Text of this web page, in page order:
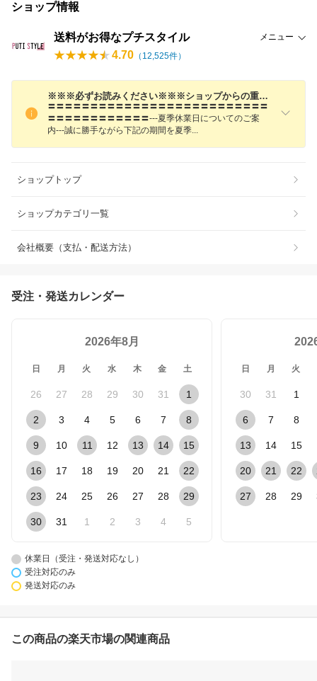
ショップ情報
送料がお得なプチスタイル メニュー
4.70 （ 12,525件）
※※※必ずお読みください※※※ショップからの重要なお知らせ
〓〓〓〓〓〓〓〓〓〓〓〓〓〓〓〓〓〓〓〓〓〓〓〓〓〓
〓〓〓〓〓〓〓〓〓〓〓〓---夏季休業日についてのご案
内---誠に勝手ながら下記の期間を夏季
ショップトップ
ショップカテゴリ一覧
会社概要（支払・配送方法）
受注・発送カレンダー
2026年8月
日 月 火 水 木 金 土
26 27 28 29 30 31 1
2 3 4 5 6 7 8
9 10 11 12 13 14 15
16 17 18 19 20 21 22
23 24 25 26 27 28 29
30 31 1 2 3 4 5
日 月 火
30 31 1
6 7 8
13 14 15
20 21 22
27 28 29
休業日（受注・発送対応なし）
受注対応のみ
発送対応のみ
この商品の楽天市場の関連商品